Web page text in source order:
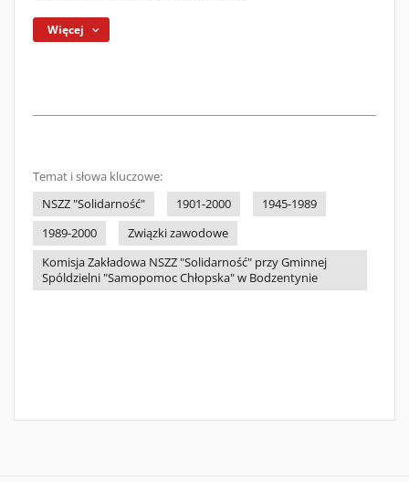
Więcej
Temat i słowa kluczowe:
NSZZ "Solidarność"
1901-2000
1945-1989
1989-2000
Związki zawodowe
Komisja Zakładowa NSZZ "Solidarność" przy Gminnej
Spóldzielni "Samopomoc Chłopska" w Bodzentynie